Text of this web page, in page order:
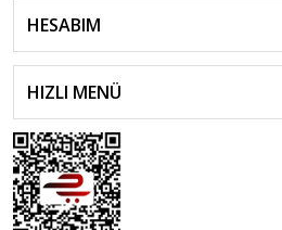
HESABIM
HIZLI MENÜ